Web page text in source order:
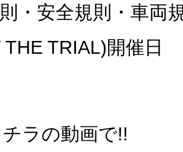
・安全規則・車両
TRIAL)開催日
ラの動画で!!